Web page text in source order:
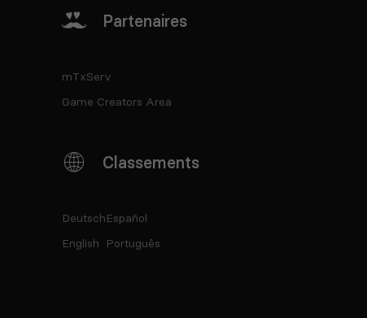
Partenaires
mTxServ
Game Creators Area
Classements
Deutsch
English
Español
Português